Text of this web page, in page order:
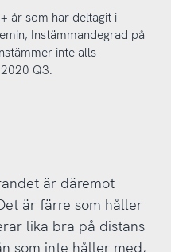
år som har deltagit i
Instämmandegrad på
inte alls
Q3.
är däremot
är färre som håller
lika bra på distans
som inte håller med,